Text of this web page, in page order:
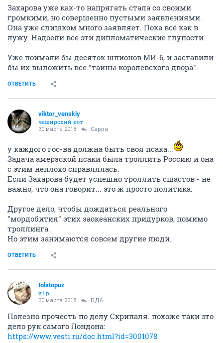
Захарова уже как-то напрягать стала со своими
громкими, но совершенно пустыми заявлениями.
Она уже слишком много заявляет. Пока всё как в
лужу. Надоели все эти дипломатические глупости.
Уже поймали бы десяток шпионов МИ-6, и заставили
бы их выложить все "тайны королевского двора".
ОТВЕТИТЬ
viktor_venskiy
чеширский кот
30 марта 2018 Сарра
у каждого гос-ва должна быть своя псака...
Задача амерзской псаки была троллить Россию и она
с этим неплохо справлялась.
Если Захарова будет успешно троллить сшастов - не
важно, что она говорит... это ж просто политика.
Другое дело, чтобы дождаться реального
"мордобития" этих заокеанских придурков, помимо
троллинга.
Но этим занимаются совсем другие люди.
ОТВЕТИТЬ
tolstopuz
v.i.p.
30 марта 2018 БДА
Полезно прочесть по делу Скрипаля. похоже таки это
дело рук самого Лондона:
https://www.vesti.ru/doc.html?id=3001078